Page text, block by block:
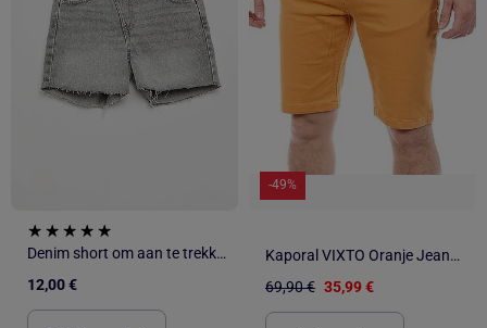
Denim short om aan te trekken
12,00 €
-49%
Kaporal VIXTO Oranje Jeans Short voor Heren
69,90 € 35,99 €